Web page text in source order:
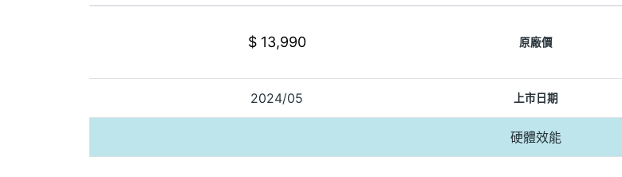
$ 13,990 原廠價
2024/05 上市日期
硬體效能